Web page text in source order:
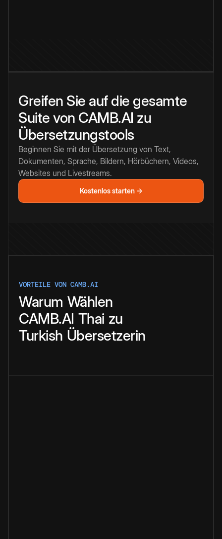
Greifen Sie auf die gesamte
Suite von CAMB.AI zu
Übersetzungstools
Beginnen Sie mit der Übersetzung von Text,
Dokumenten, Sprache, Bildern, Hörbüchern, Videos,
Websites und Livestreams.
Kostenlos starten →
VORTEILE VON CAMB.AI
Warum Wählen
CAMB.AI Thai zu
Turkish Übersetzerin